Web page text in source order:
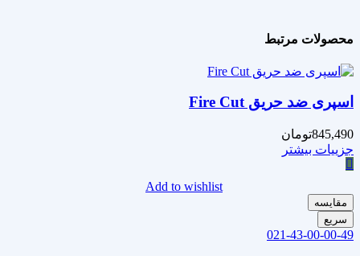
محصولات مرتبط
اسپری ضد حریق Fire Cut
845,490تومان
جزییات بیشتر
Add to wishlist
مقایسه
سریع
021-43-00-00-49